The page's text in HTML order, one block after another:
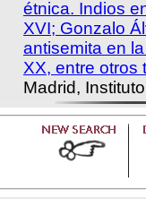
étnica. Indios
XVI; Gonzalo
antisemita en
XX, entre otros
Madrid,